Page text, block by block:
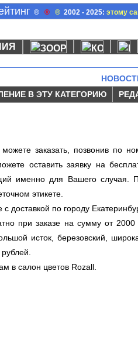
® ® ® 2002 - 2025:этому
В ЭТУ КАТЕГОРИЮ
заказать, позвонив по
оставить заявку на
именно для Вашего случая.
этикете.
доставкой по городу
при заказе на сумму от
исток, березовский,
в салон цветов Rozall.